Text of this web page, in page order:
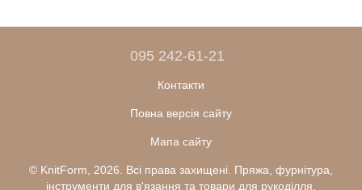
095 242-61-21
Контакти
Повна версія сайту
Мапа сайту
© KnitForm, 2026. Всі права захищені. Пряжа, фурнітура,
інструменти для в'язання та товари для рукоділля.